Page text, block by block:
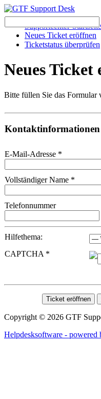
Supportcenter-Startseite
Neues Ticket eröffnen
Ticketstatus überprüfen
Neues Ticket
Bitte füllen Sie das Formular
Kontaktinformationen
E-Mail-Adresse *
Vollständiger Name *
Telefonnummer
Hilfethema:
CAPTCHA *
Copyright © 2026 GTF
Helpdesksoftware - powered